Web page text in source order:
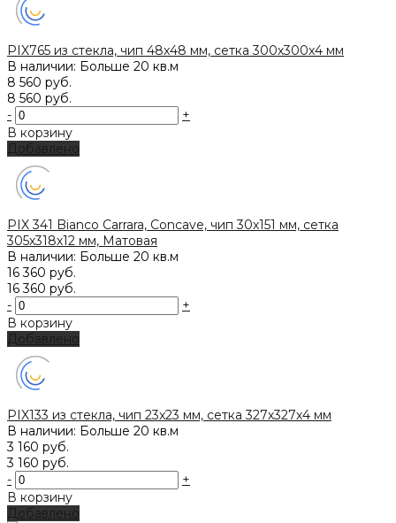
PIX765 из стекла, чип 48x48 мм, сетка 300х300x4 мм
В наличии: Больше 20 кв.м
8 560 руб.
8 560 руб.
-
+
В корзину
Добавлено
PIX 341 Bianco Carrara, Concave, чип 30х151 мм, сетка
305х318х12 мм, Матовая
В наличии: Больше 20 кв.м
16 360 руб.
16 360 руб.
-
+
В корзину
Добавлено
PIX133 из стекла, чип 23x23 мм, сетка 327х327х4 мм
В наличии: Больше 20 кв.м
3 160 руб.
3 160 руб.
-
+
В корзину
Добавлено